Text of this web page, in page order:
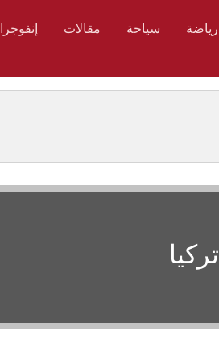
رياضة سياحة مقالات